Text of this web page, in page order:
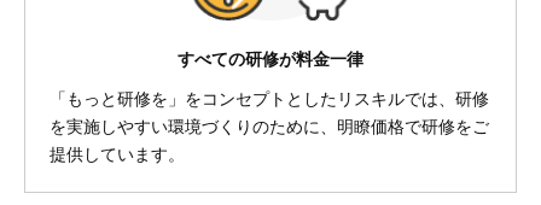
すべての研修が料金一律
「もっと研修を」をコンセプトとしたリスキルでは、研修
を実施しやすい環境づくりのために、明瞭価格で研修をご
提供しています。